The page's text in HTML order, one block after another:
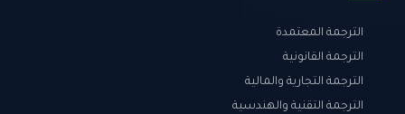
الترجمة المعتمدة
الترجمة القانونية
الترجمة التجارية والمالية
الترجمة التقنية والهندسية